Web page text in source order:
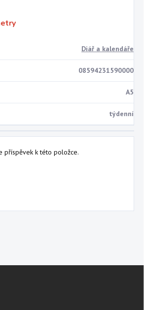
Diář a kalendáře
08594231590000
A5
týdenní
příspěvek k této položce.